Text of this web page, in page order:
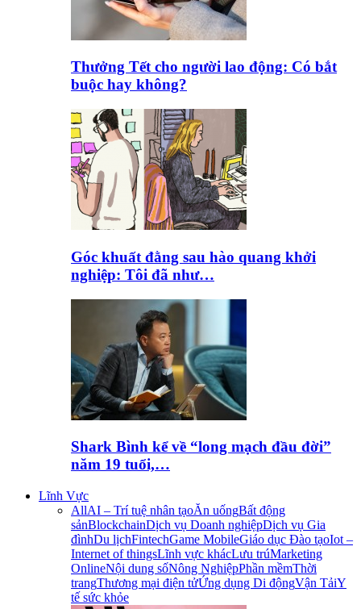
Thưởng Tết cho người lao động: Có bắt
buộc hay không?
Góc khuất đằng sau hào quang khởi
nghiệp: Tôi đã như…
Shark Bình kể về “long mạch đầu đời”
năm 19 tuổi,…
Lĩnh Vực
AllAI – Trí tuệ nhân tạoĂn uốngBất động
sảnBlockchainDịch vụ Doanh nghiệpDịch vụ Gia
đìnhDu lịchFintechGame MobileGiáo dục Đào tạoIot –
Internet of thingsLĩnh vực khácLưu trúMarketing
OnlineNội dung sốNông NghiệpPhần mềmThời
trangThương mại điện tửỨng dụng Di độngVận TảiY
tế sức khỏe